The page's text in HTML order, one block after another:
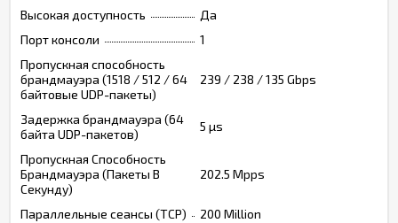
Высокая доступность
Да
Порт консоли
1
Пропускная способность
брандмауэра (1518 / 512 / 64
байтовые UDP-пакеты)
239 / 238 / 135 Gbps
Задержка брандмауэра (64
байта UDP-пакетов)
5 µs
Пропускная Способность
Брандмауэра (Пакеты В
Секунду)
202.5 Mpps
Параллельные сеансы (TCP)
200 Million